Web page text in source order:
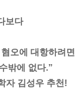
설지 않다고? 정
(멍청이), 정말 롬
보다
오에 대항하려면
밖에 없다.”
자 김성우 추천!